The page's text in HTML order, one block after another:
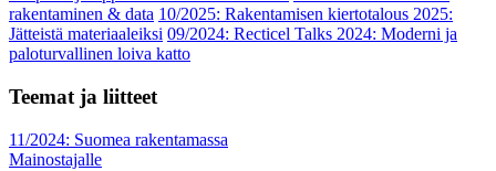
rakentaminen & data 10/2025: Rakentamisen kiertotalous 2025:
Jätteistä materiaaleiksi 09/2024: Recticel Talks 2024: Moderni ja
paloturvallinen loiva katto
Teemat ja liitteet
11/2024: Suomea rakentamassa
Mainostajalle